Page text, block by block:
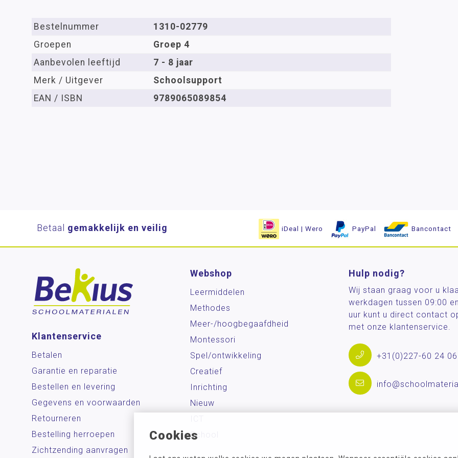
Cookies
Bestelnummer
1310-02779
Groepen
Groep 4
Aanbevolen leeftijd
7 - 8 jaar
Merk / Uitgever
Schoolsupport
EAN / ISBN
9789065089854
Betaal gemakkelijk en veilig iDeal | Wero PayPal Bancontact
Klantenservice
Betalen
Garantie en reparatie
Bestellen en levering
Gegevens en voorwaarden
Retourneren
Bestelling herroepen
Zichtzending aanvragen
Webshop
Leermiddelen
Methodes
Meer-/hoog­begaafdheid
Montessori
Spel/ontwikkeling
Creatief
Inrichting
Nieuw
School
Hulp nodig?
Wij staan graag voor u
werkdagen tussen 09:00
uur kunt u direct contact
met onze klantenservice.
+31(0)227-60 24 06